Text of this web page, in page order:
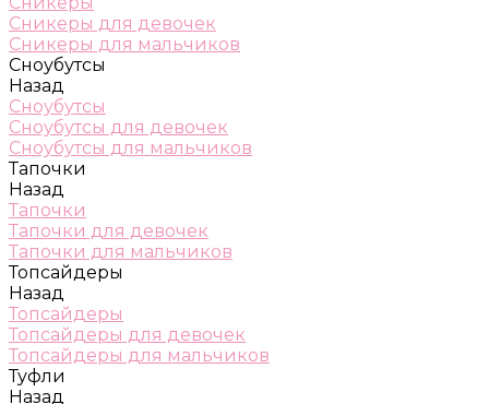
Сникеры для девочек
Сникеры для мальчиков
Сноубутсы
Назад
Сноубутсы
Сноубутсы для девочек
Сноубутсы для мальчиков
Тапочки
Назад
Тапочки
Тапочки для девочек
Тапочки для мальчиков
Топсайдеры
Назад
Топсайдеры
Топсайдеры для девочек
Топсайдеры для мальчиков
Туфли
Назад